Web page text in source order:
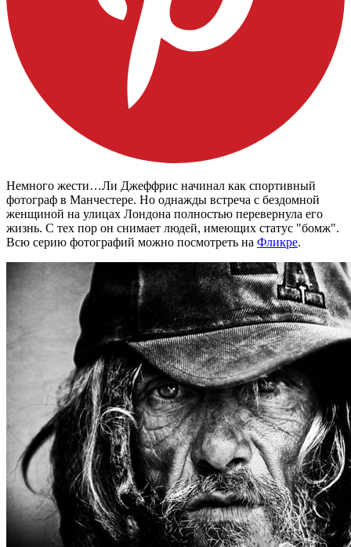
Немного жести…Ли Джеффрис начинал как спортивный
фотограф в Манчестере. Но однажды встреча с бездомной
женщиной на улицах Лондона полностью перевернула его
жизнь. С тех пор он снимает людей, имеющих статус "бомж".
Всю серию фотографий можно посмотреть на Фликре.